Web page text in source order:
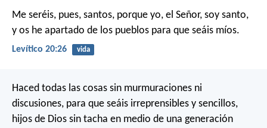
Me seréis, pues, santos, porque yo, el Señor, soy santo,
y os he apartado de los pueblos para que seáis míos.
Levítico 20:26 vida
Haced todas las cosas sin murmuraciones ni
discusiones, para que seáis irreprensibles y sencillos,
hijos de Dios sin tacha en medio de una generación